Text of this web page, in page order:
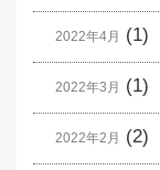
2022年4月 (1)
2022年3月 (1)
2022年2月 (2)